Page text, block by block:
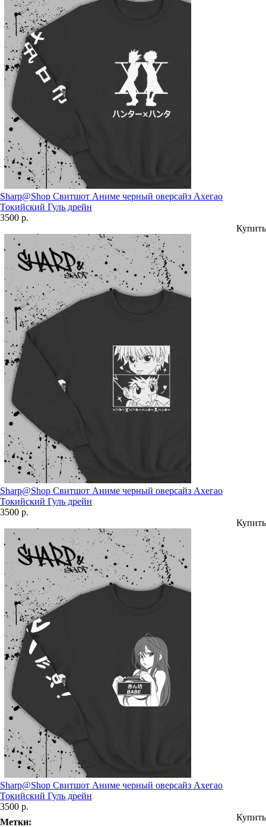
Sharp@Shop Свитшот Аниме черный оверсайз Ахегао
Токийский Гуль дрейн
3500 р.
Купить
Sharp@Shop Свитшот Аниме черный оверсайз Ахегао
Токийский Гуль дрейн
3500 р.
Купить
Sharp@Shop Свитшот Аниме черный оверсайз Ахегао
Токийский Гуль дрейн
3500 р.
Купить
Метки: